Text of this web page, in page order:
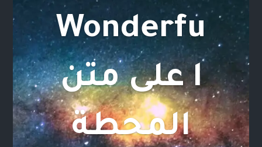
Wonderfu
l على متن
المحطة